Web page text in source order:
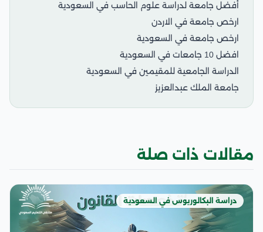
أفضل جامعة لدراسة علوم الحاسب في السعودية
ارخص جامعة في الاردن
ارخص جامعة في السعودية
افضل 10 جامعات في السعودية
الدراسة الجامعية للمقيمين في السعودية
جامعة الملك عبدالعزيز
مقالات ذات صلة
دراسة البكالوريوس في السعودية